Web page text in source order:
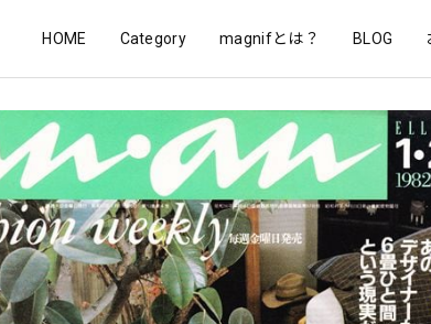
HOME Category magnifとは？ BLOG